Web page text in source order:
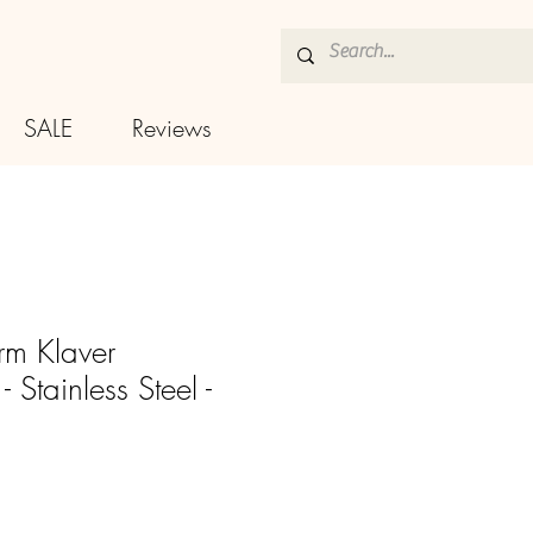
SALE Reviews
Klaver
Stainless Steel -